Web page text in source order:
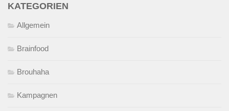
KATEGORIEN
Allgemein
Brainfood
Brouhaha
Kampagnen